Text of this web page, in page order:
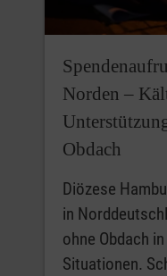
Norden –
Obdach
Diözese
in
ohne Obdach
Situationen.